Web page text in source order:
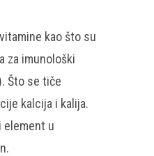
kao što su
za imunološki
Što se tiče
kalcija i kalija.
element u